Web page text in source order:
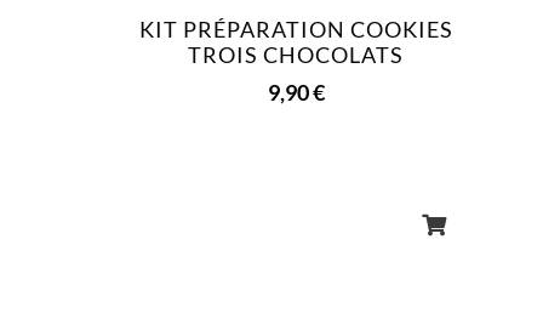
KIT PRÉPARATION COOKIES
TROIS CHOCOLATS
9,90€